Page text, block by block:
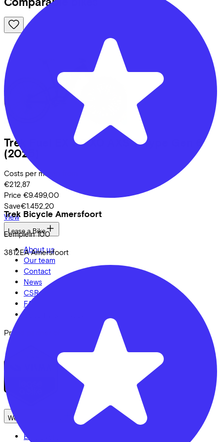
Trek Bicycle Amersfoort
Eemplein 100
3812EA Amersfoort
Trek
Fuel EX 9.9 X0 AXS T-Type Gen 6
(2025)
Costs per month from
€212,87
Price €9.499,00
Save€1.452,20
View
Lease a Bike
About us
Our team
Contact
News
CSR
FAQ
Proud partner of
We enable mobility
Employers